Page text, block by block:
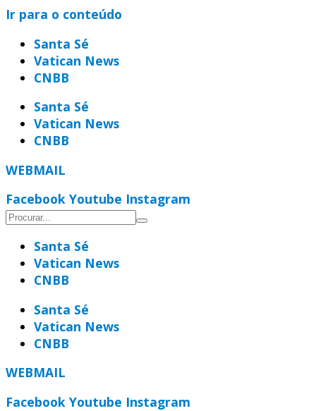
Ir para o conteúdo
Santa Sé
Vatican News
CNBB
Santa Sé
Vatican News
CNBB
WEBMAIL
Facebook Youtube Instagram
Santa Sé
Vatican News
CNBB
Santa Sé
Vatican News
CNBB
WEBMAIL
Facebook Youtube Instagram